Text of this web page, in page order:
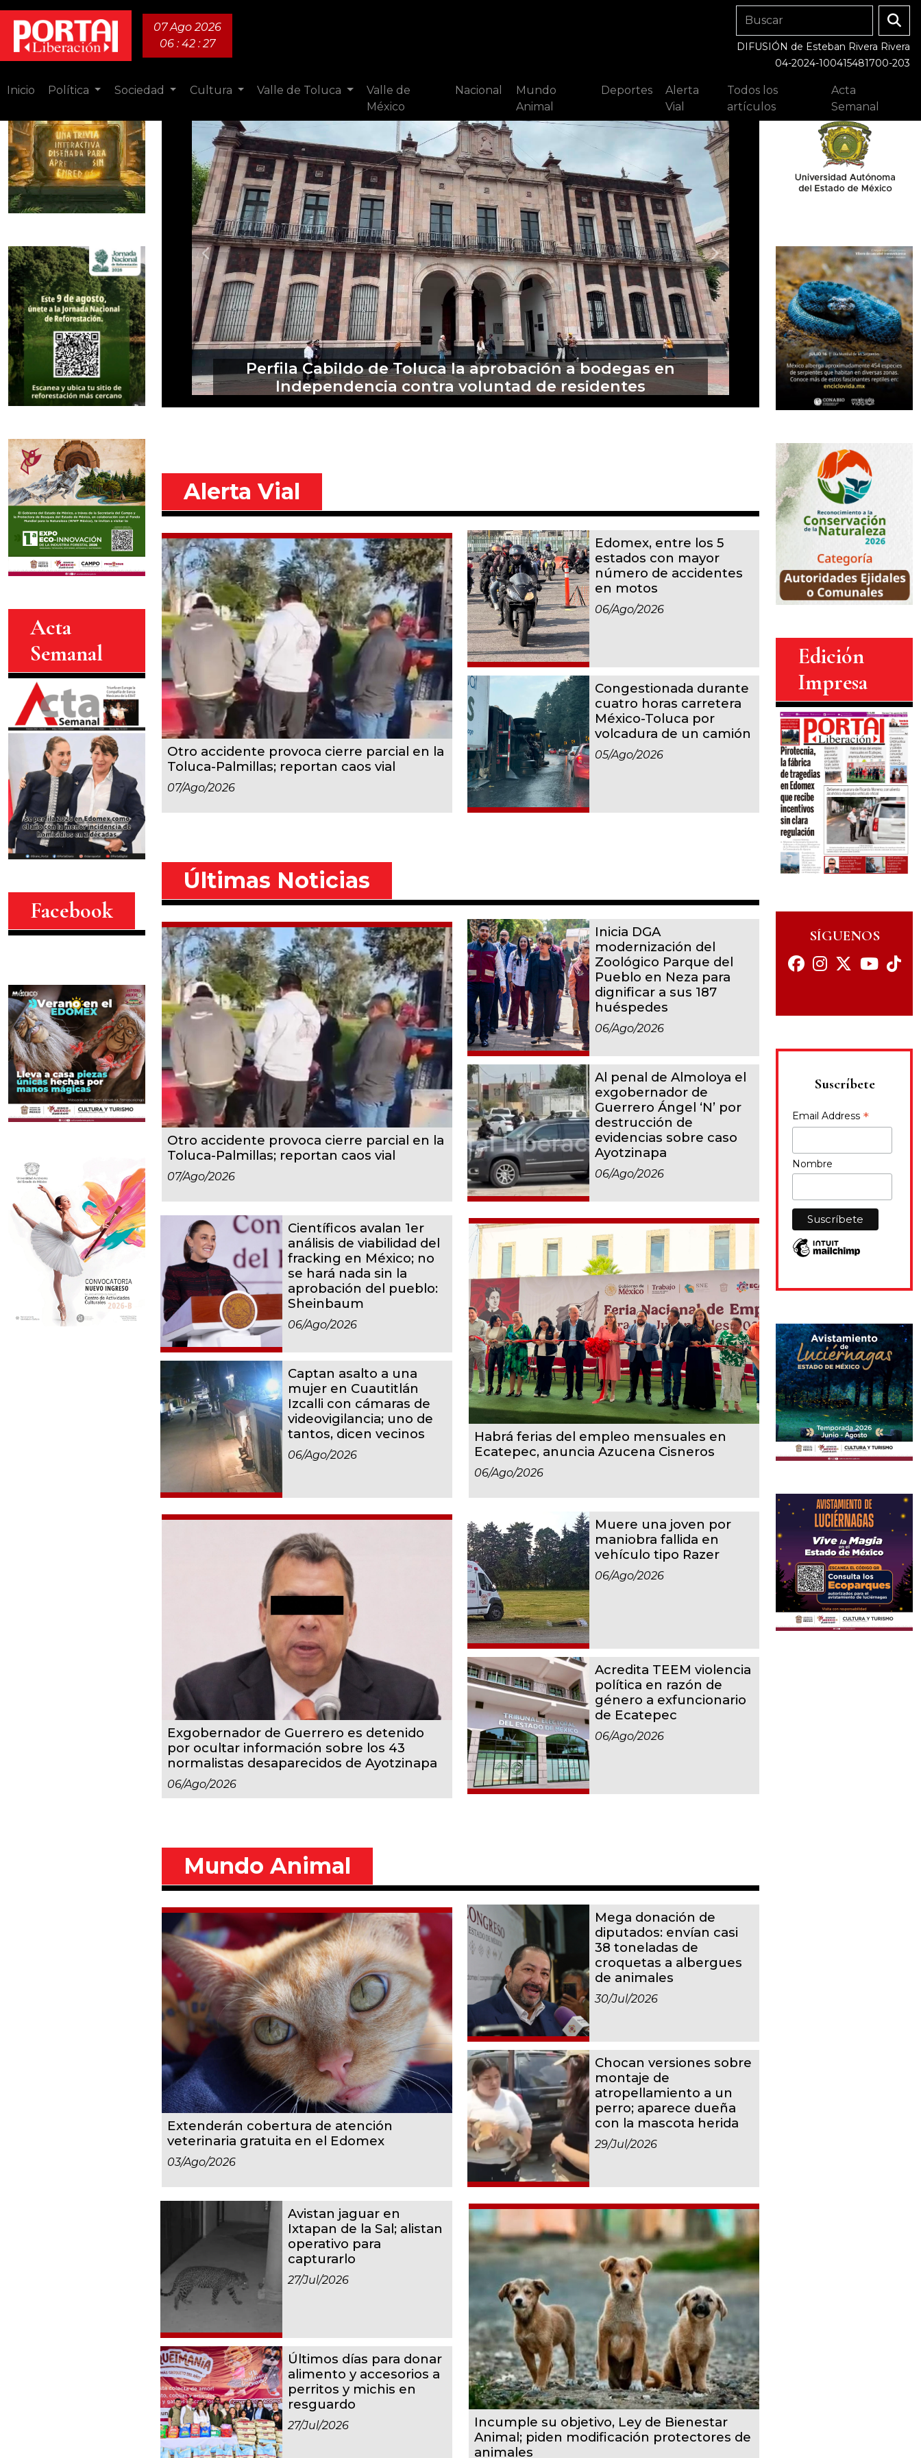
07 Ago 2026
06 : 42 : 29
DIFUSIÓN de Esteban Rivera Rivera
04-2024-100415481700-203
Inicio Política Sociedad Cultura Valle de Toluca
Valle de
México
Nacional
Mundo
Animal
Deportes
Alerta
Vial
Todos los
artículos
Acta
Semanal
Acta
Semanal
Facebook
Restablecen relaciones México y Perú; "seguiremos en
defensa de Pedro Castillo": Sheinbaum
Alerta Vial
Otro accidente provoca cierre parcial en la
Toluca-Palmillas; reportan caos vial
07/ago/2026
Edomex, entre los 5
estados con mayor
número de accidentes
en motos
06/ago/2026
Congestionada durante
cuatro horas carretera
México-Toluca por
volcadura de un camión
05/ago/2026
Últimas Noticias
Otro accidente provoca cierre parcial en la
Toluca-Palmillas; reportan caos vial
07/ago/2026
Inicia DGA
modernización del
Zoológico Parque del
Pueblo en Neza para
dignificar a sus 187
huéspedes
06/ago/2026
Al penal de Almoloya el
exgobernador de
Guerrero Ángel ‘N’ por
destrucción de
evidencias sobre caso
Ayotzinapa
06/ago/2026
Científicos avalan 1er
análisis de viabilidad del
fracking en México; no
se hará nada sin la
aprobación del pueblo:
Sheinbaum
06/ago/2026
Captan asalto a una
mujer en Cuautitlán
Izcalli con cámaras de
videovigilancia; uno de
tantos, dicen vecinos
06/ago/2026
Habrá ferias del empleo mensuales en
Ecatepec, anuncia Azucena Cisneros
06/ago/2026
Exgobernador de Guerrero es detenido
por ocultar información sobre los 43
normalistas desaparecidos de Ayotzinapa
06/ago/2026
Muere una joven por
maniobra fallida en
vehículo tipo Razer
06/ago/2026
Acredita TEEM violencia
política en razón de
género a exfuncionario
de Ecatepec
06/ago/2026
Mundo Animal
Extenderán cobertura de atención
veterinaria gratuita en el Edomex
03/ago/2026
Mega donación de
diputados: envían casi
38 toneladas de
croquetas a albergues
de animales
30/jul/2026
Chocan versiones sobre
montaje de
atropellamiento a un
perro; aparece dueña
con la mascota herida
29/jul/2026
Avistan jaguar en
Ixtapan de la Sal; alistan
operativo para
capturarlo
27/jul/2026
Últimos días para donar
alimento y accesorios a
perritos y michis en
resguardo
27/jul/2026
Incumple su objetivo, Ley de Bienestar
Animal; piden modificación protectores de
animales
Edición
Impresa
SÍGUENOS
Suscríbete
Email Address *
Nombre